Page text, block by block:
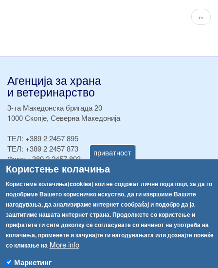
приватност
Користење колачиња
Користиме колачиња(cookies) кои не содржат лични податоци, за да го
подобриме Вашето корисничко искуство, да ги извршиме Вашите
нагодувања, да анализираме интернет сообраќај и подобро да ја
заштитиме нашата интернет страна. Продолжете со користење и
прифатете ги сите доколку се согласувате со начинот на употреба на
колачиња, променете и зачувајте ги нагодувањата или дознајте повеќе
со кликање на More info
Маркетинг
››
Агенција за храна
и ветеринарство
3-та Македонска бригада 20
1000 Скопје, Северна Македонија
ТЕЛ: +389 2 2457 895
ТЕЛ: +389 2 2457 873
Факс:+389 2 2457 893
Факс:+389 2 2457 871
info@fva.gov.mk
[АХВ-претходна страна]
Соопштенија
Република Бугарија ги засили официјалните контроли при увоз на свежо овошје и зеленчук
Високите температури ризик од труење со храна, опасни се и за животните
Водата во Гостивар може да се користи како техничка, продолжува испораката на флаширана вода
Навигација
Архива
Регистри